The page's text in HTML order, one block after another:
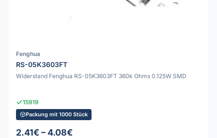
Fenghua
RS-05K3603FT
Widerstand Fenghua RS-05K3603FT 360k Ohms 0.125W SMD
15919
Packung mit 1000 Stück
2.41€ – 4.08€